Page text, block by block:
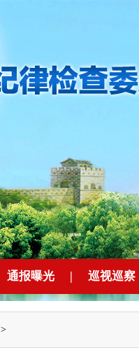
通报曝光 | 巡视巡察
>